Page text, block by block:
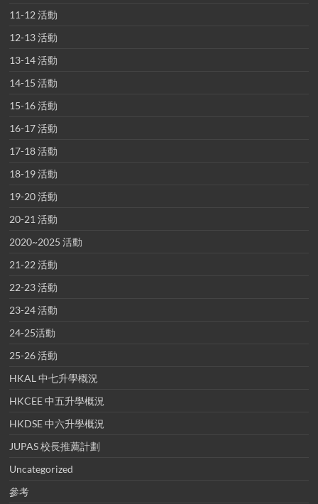
11-12 活動
12-13 活動
13-14 活動
14-15 活動
15-16 活動
16-17 活動
17-18 活動
18-19 活動
19-20 活動
20-21 活動
2020~2025 活動
21-22 活動
22-23 活動
23-24 活動
24-25活動
25-26 活動
HKAL 中七升學概況
HKCEE 中五升學概況
HKDSE 中六升學概況
JUPAS 校長推薦計劃
Uncategorized
參考